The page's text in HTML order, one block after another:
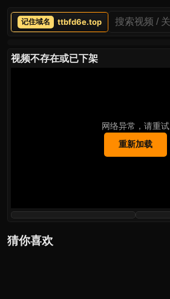
ttbfd6e.top
视频不存在或已下架
网络异常，请重试
重新加载
猜你喜欢